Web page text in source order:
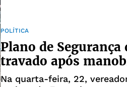
POLÍTICA
Plano de Segurança
travado após
Na quarta-feira, 22,